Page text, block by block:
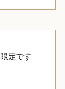
定です